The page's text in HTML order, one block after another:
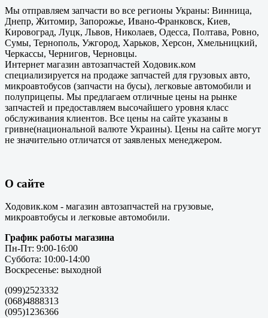
Мы отправляем запчасти во все регионы Украны: Винница,
Днепр, Житомир, Запорожье, Ивано-Франковск, Киев,
Кировоград, Луцк, Львов, Николаев, Одесса, Полтава, Ровно,
Сумы, Тернополь, Ужгород, Харьков, Херсон, Хмельницкий,
Черкассы, Чернигов, Черновцы.
Интернет магазин автозапчастей Ходовик.ком
специализируется на продаже запчастей для грузовых авто,
микроавтобусов (запчасти на бусы), легковые автомобили и
полуприцепы. Мы предлагаем отличные цены на рынке
запчастей и предоставляем высочайшего уровня класс
обслуживания клиентов. Все цены на сайте указаны в
гривне(национальной валюте Украины). Цены на сайте могут
не значительно отличатся от заявленых менеджером.
О сайте
Ходовик.ком - магазин автозапчастей на грузовые,
микроавтобусы и легковые автомобили.
График работы магазина
Пн-Пт: 9:00-16:00
Суббота: 10:00-14:00
Воскресенье: выходной
(099)2523332
(068)4888313
(095)1236366